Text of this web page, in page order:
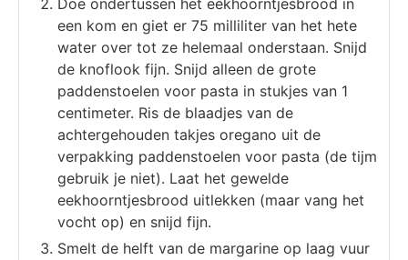
een kom en giet er 75 milliliter van het hete
water over tot ze helemaal onderstaan. Snijd
de knoflook fijn. Snijd alleen de grote
paddenstoelen voor pasta in stukjes van 1
centimeter. Ris de blaadjes van de
achtergehouden takjes oregano uit de
verpakking paddenstoelen voor pasta (de tijm
gebruik je niet). Laat het gewelde
eekhoorntjesbrood uitlekken (maar vang het
vocht op) en snijd fijn.
Smelt de helft van de margarine op laag vuur